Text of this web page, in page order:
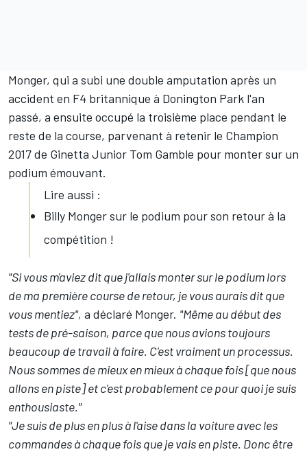
Monger, qui a subi une double amputation après un
accident en F4 britannique à Donington Park l'an
passé, a ensuite occupé la troisième place pendant le
reste de la course, parvenant à retenir le Champion
2017 de Ginetta Junior Tom Gamble pour monter sur un
podium émouvant.
Lire aussi :
Billy Monger sur le podium pour son retour à la
compétition !
"Si vous m'aviez dit que j'allais monter sur le podium lors
de ma première course de retour, je vous aurais dit que
vous mentiez", a déclaré Monger. "Même au début des
tests de pré-saison, parce que nous avions toujours
beaucoup de travail à faire. C'est vraiment un processus.
Nous sommes de mieux en mieux à chaque fois [que nous
allons en piste] et c'est probablement ce pour quoi je suis
enthousiaste."
"Je suis de plus en plus à l'aise dans la voiture avec les
commandes à chaque fois que je vais en piste. Donc être